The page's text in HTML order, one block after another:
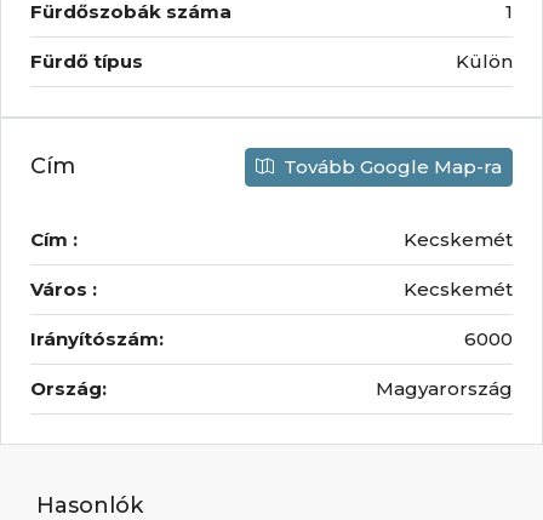
Fürdőszobák száma 1
Fürdő típus Külön
Cím Tovább Google Map-ra
Cím : Kecskemét
Város : Kecskemét
Irányítószám: 6000
Ország: Magyarország
Hasonlók